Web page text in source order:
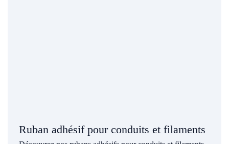
Ruban adhésif pour conduits et filaments